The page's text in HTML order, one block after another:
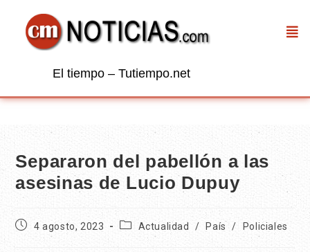
El tiempo – Tutiempo.net
Separaron del pabellón a las
asesinas de Lucio Dupuy
4 agosto, 2023 Actualidad / País / Policiales